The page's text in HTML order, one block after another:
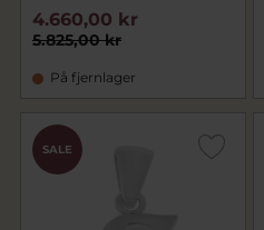
5.825,00 kr
4.660,00 kr
På fjernlager
SALE